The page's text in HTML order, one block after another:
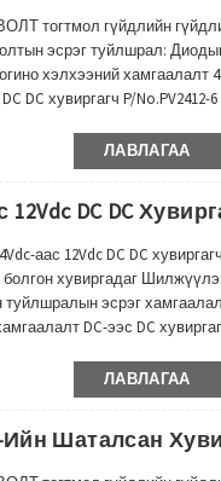
тогтмол гүйдлийн
эсрэг туйлшрал:
хэлхээний хамгаалалт
хувиргагч P/No.PV2412-6
ЛАВЛАГАА
DC DC
аас 12Vdc DC DC
хувиргадаг
эсрэг
DC-ээс DC
ЛАВЛАГАА
Ийн Шаталсан